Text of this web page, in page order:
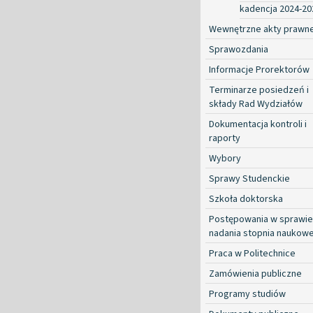
kadencja 2024-
Wewnętrzne akty
Sprawozdania
Informacje Prorektorów
Terminarze posiedzeń i
składy Rad Wydziałów
Dokumentacja kontroli i
raporty
Wybory
Sprawy Studenckie
Szkoła doktorska
Postępowania w sprawie
nadania stopnia
Praca w Politechnice
Zamówienia publiczne
Programy studiów